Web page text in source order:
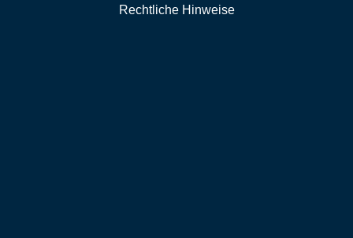
Rechtliche Hinweise